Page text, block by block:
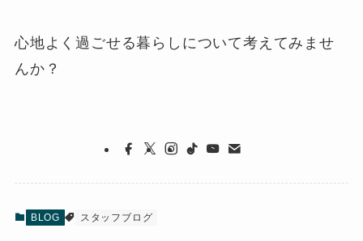
心地よく過ごせる暮らしについて考えてみませ
んか？
BLOG スタッフブログ